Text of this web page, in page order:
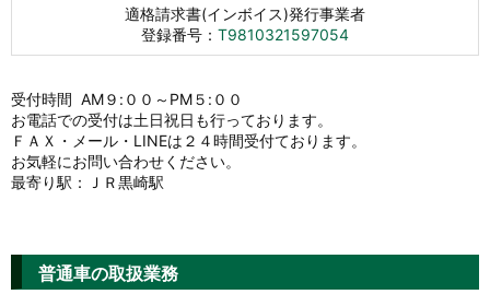
適格請求書(インボイス)発行事業者
登録番号： T9810321597054
受付時間 AM９:００～PM５:００
お電話での受付は土日祝日も行っております。
ＦＡＸ・メール・LINEは２４時間受付ております。
お気軽にお問い合わせください。
最寄り駅：ＪＲ黒崎駅
普通車の取扱業務